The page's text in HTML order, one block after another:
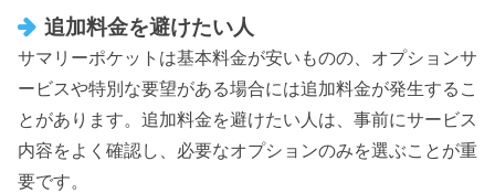
追加料金を避けたい人
サマリーポケットは基本料金が安いものの、オプションサ
ービスや特別な要望がある場合には追加料金が発生するこ
とがあります。追加料金を避けたい人は、事前にサービス
内容をよく確認し、必要なオプションのみを選ぶことが重
要です。